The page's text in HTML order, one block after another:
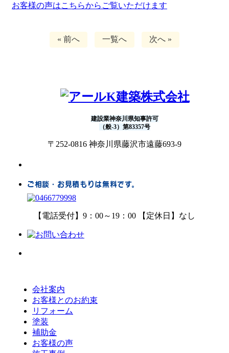
お客様の声はこちらからご覧いただけます
« 前へ 一覧へ 次へ »
建設業神奈川県知事許可
（般-3）第83357号
〒252-0816 神奈川県藤沢市遠藤693-9
ご相談・お見積もりは無料です。
【電話受付】9：00～19：00 【定休日】なし
会社案内
お客様とのお約束
リフォーム
塗装
補助金
お客様の声